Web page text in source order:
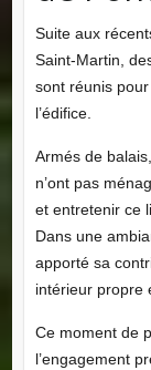
Suite aux
Saint-Martin,
sont réunis
l’édifice.
Armés de
n’ont pas
et entretenir ce
Dans une
apporté sa
intérieur propre
Ce moment de
l’engagement